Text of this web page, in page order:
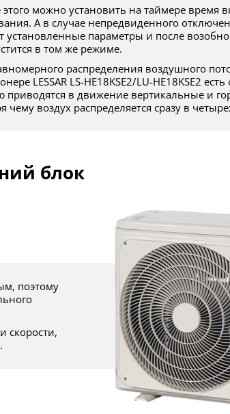
А в случае непредвиденного
установленные параметры и после
в том же режиме.
LESSAR LS-HE18KSE2/LU-HE18KSE2
в движение вертикальные и
чему воздух распределяется сразу в
блок